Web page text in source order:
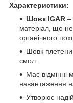
Характеристики:
Шовк IGAR –
матеріал, що не
органічного
Шовк
смол.
Має відмінні
навантаження
Утворює